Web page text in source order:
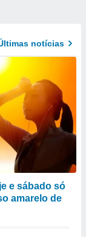
notícias
e sábado só
amarelo de